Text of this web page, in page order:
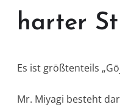
harter
Es ist größtenteils
Mr. Miyagi besteht